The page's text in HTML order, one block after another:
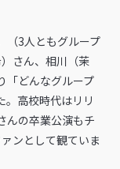
3人ともグループ
さん、相川（茉
「どんなグループ
。高校時代はリリ
んの卒業公演もチ
ンとして観ていま